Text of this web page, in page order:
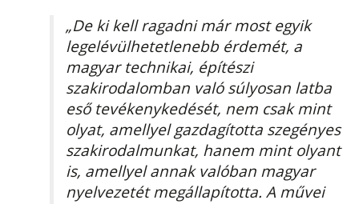
„De ki kell ragadni már most egyik
legelévülhetetlenebb érdemét, a
magyar technikai, építészi
szakirodalomban való súlyosan latba
eső tevékenykedését, nem csak mint
olyat, amellyel gazdagította szegényes
szakirodalmunkat, hanem mint olyant
is, amellyel annak valóban magyar
nyelvezetét megállapította. A művei